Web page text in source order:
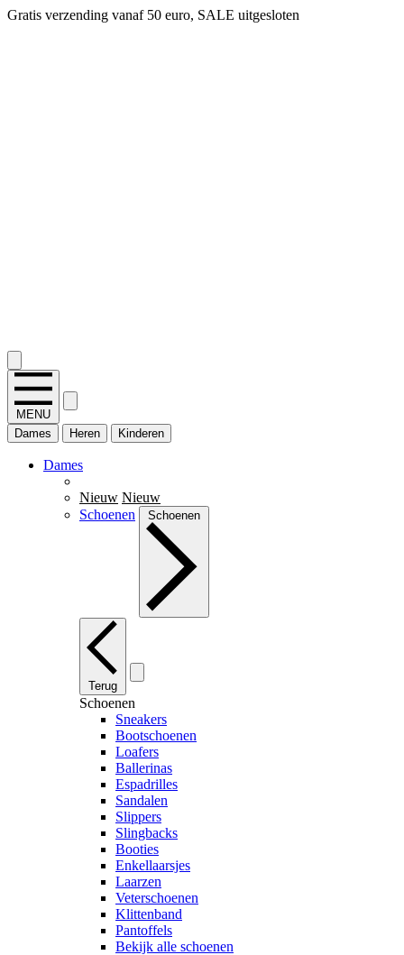
Gratis verzending vanaf 50 euro, SALE uitgesloten
MENU
Dames
Heren Kinderen
Dames
Nieuw Nieuw
Schoenen
Schoenen
Terug
Schoenen
Sneakers
Bootschoenen
Loafers
Ballerinas
Espadrilles
Sandalen
Slippers
Slingbacks
Booties
Enkellaarsjes
Laarzen
Veterschoenen
Klittenband
Pantoffels
Bekijk alle schoenen